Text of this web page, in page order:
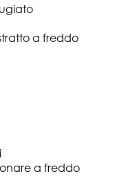
a freddo
a freddo